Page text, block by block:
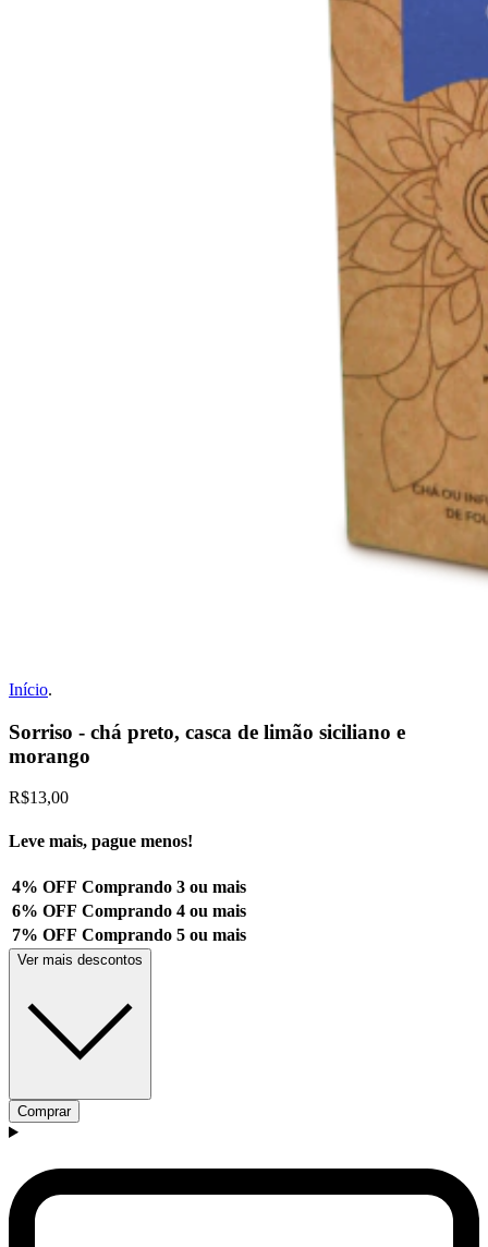
Início.
Sorriso - chá preto, casca de limão siciliano e
morango
R$13,00
Leve mais, pague menos!
4% OFF Comprando 3 ou mais
6% OFF Comprando 4 ou mais
7% OFF Comprando 5 ou mais
Ver mais descontos
Comprar